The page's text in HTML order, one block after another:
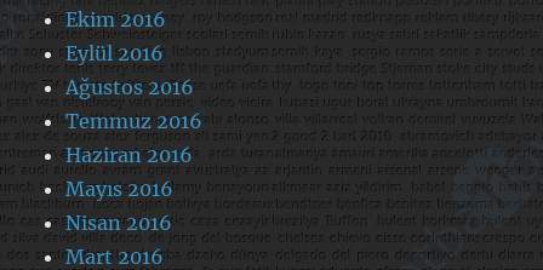
Ekim 2016
Eylül 2016
Ağustos 2016
Temmuz 2016
Haziran 2016
Mayıs 2016
Nisan 2016
Mart 2016